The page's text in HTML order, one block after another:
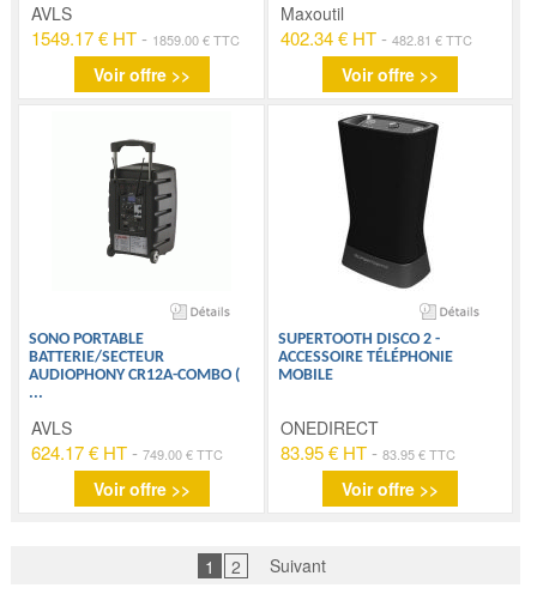
AVLS
1549.17 € HT - 1859.00 € TTC
Voir offre >>
Maxoutil
402.34 € HT- 482.81 € TTC
Voir offre >>
SONO PORTABLE
BATTERIE/SECTEUR
AUDIOPHONY CR12A-COMBO (
...
AVLS
624.17 € HT -749.00 € TTC
Voir offre >>
SUPERTOOTH DISCO 2 -
ACCESSOIRE TÉLÉPHONIE
MOBILE
ONEDIRECT
83.95 € HT- 83.95 € TTC
Voir offre >>
1 2 Suivant